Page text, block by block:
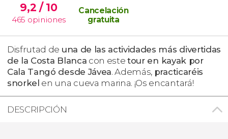
9,2/ 10
465 opiniones
Cancelación
gratuita
Disfrutad de una de las actividades más divertidas
de la Costa Blanca con estetour en kayak por
Cala Tangó desde Jávea. Además, practicaréis
snorkel en una cueva marina. ¡Os encantará!
DESCRIPCIÓN